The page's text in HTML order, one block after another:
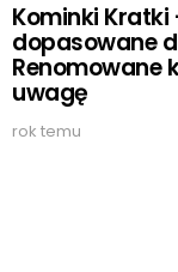
Kominki
dopasowane
Renomowane
uwagę
rok temu